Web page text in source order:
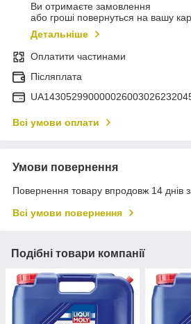
Ви отримаєте замовлення
або гроші повернуться на вашу
Детальніше
Оплатити частинами
Післяплата
Всі умови оплати
Умови повернення
Повернення товару впродовж 14 днів
Всі умови повернення
Подібні товари компанії